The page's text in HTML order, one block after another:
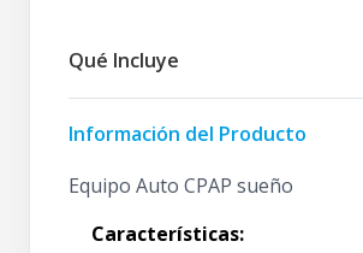
Qué Incluye
Información del Producto
Equipo Auto CPAP sueño
Características: